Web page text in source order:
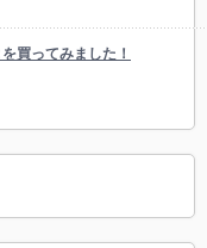
買ってみました！